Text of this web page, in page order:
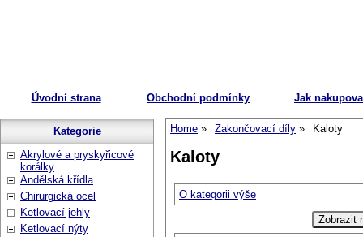
Úvodní strana Obchodní podmínky Jak
Home Zakončovací díly Kaloty
Kaloty
O kategorii výše
Kategorie
Akrylové a pryskyřicové
korálky
Andělská křídla
Chirurgická ocel
Ketlovací jehly
Ketlovací nýty